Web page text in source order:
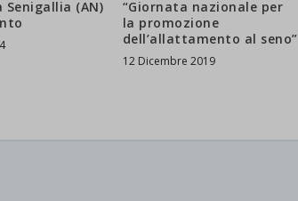
Senigallia (AN)
“Giornata nazionale per
la promozione
dell’allattamento al seno”
12 Dicembre 2019